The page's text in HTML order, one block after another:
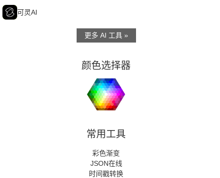
可 可灵AI
更多 AI 工具 »
颜色选择器
常用工具
彩色渐变
JSON在线
时间戳转换